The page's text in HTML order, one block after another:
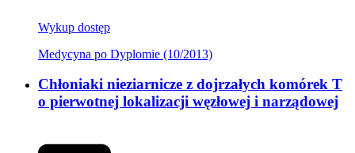
Wykup dostęp
Medycyna po Dyplomie (10/2013)
Chłoniaki nieziarnicze z dojrzałych komórek T
o pierwotnej lokalizacji węzłowej i narządowej